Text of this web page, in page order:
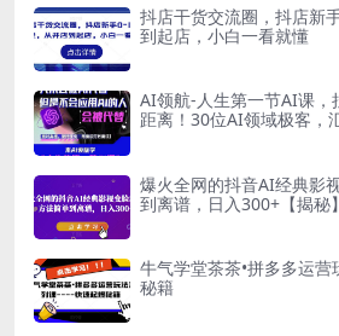
抖店干货交流圈，抖店新
到起店，小白一看就懂
AI领航-人生第一节AI课，
距离！30位AI领域极客，
爆火全网的抖音AI经典影
到离谱，日入300+【揭秘】
牛气学堂茶茶•拼多多运
秘籍